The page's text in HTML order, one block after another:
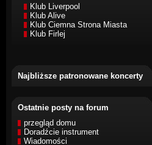
Klub Liverpool
Klub Alive
Klub Ciemna Strona Miasta
Klub Firlej
Najbliższe patronowane koncerty
Ostatnie posty na forum
przegląd domu
Doradźcie instrument
Wiadomości